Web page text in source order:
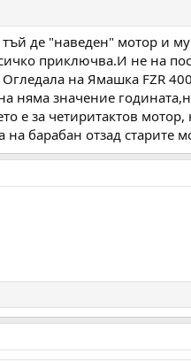
тъй де "наведен" мотор и
приключва.И не на
на Ямашка FZR
значение
за четиритактов мотор,
барабан отзад старите